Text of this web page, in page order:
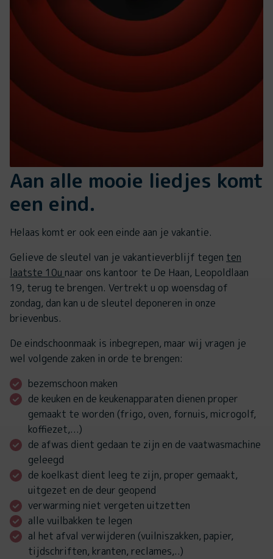
Aan alle mooie liedjes komt
een eind.
Helaas komt er ook een einde aan je vakantie.
Gelieve de sleutel van je vakantieverblijf tegen ten
laatste 10u naar ons kantoor te De Haan, Leopoldlaan
19, terug te brengen. Vertrekt u op woensdag of
zondag, dan kan u de sleutel deponeren in onze
brievenbus.
De eindschoonmaak is inbegrepen, maar wij vragen je
wel volgende zaken in orde te brengen:
bezemschoon maken
de keuken en de keukenapparaten dienen proper
gemaakt te worden (frigo, oven, fornuis, microgolf,
koffiezet,...)
de afwas dient gedaan te zijn en de vaatwasmachine
geleegd
de koelkast dient leeg te zijn, proper gemaakt,
uitgezet en de deur geopend
verwarming niet vergeten uitzetten
alle vuilbakken te legen
al het afval verwijderen (vuilniszakken, papier,
tijdschriften, kranten, reclames,..)